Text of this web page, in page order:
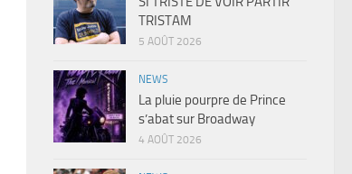
TRISTAM
5 AOÛT 2026
NEWS
La pluie pourpre de Prince
s’abat sur Broadway
4 AOÛT 2026